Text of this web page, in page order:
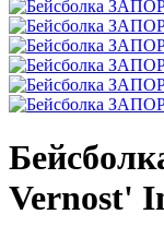
Vernost'